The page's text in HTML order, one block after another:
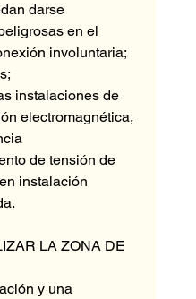
darse
en el
involuntaria;
instalaciones de
electromagnética,
de tensión de
instalación
LA ZONA DE
y una